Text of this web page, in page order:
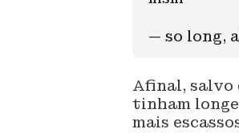
— so long,
Afinal, salvo
tinham
mais